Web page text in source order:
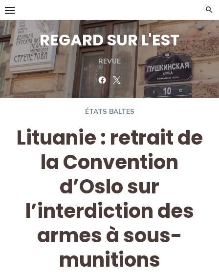
Skip
to
content
REGARD SUR L'EST
REVUE
FacebookTwitter
ÉTATS BALTES
Lituanie : retrait de
la Convention
d’Oslo sur
l’interdiction des
armes à sous-
munitions